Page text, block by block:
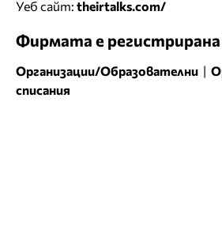
Уеб сайт: theirtalks.com/
Фирмата е регистрирана
Организации/Образователни |
списания